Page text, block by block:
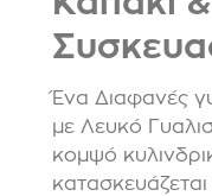
Ένα Διαφανές
με Λευκό
κομψό